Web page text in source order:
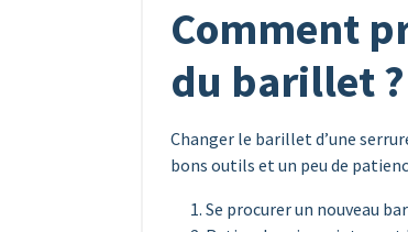
Comment
du barillet ?
Changer le barillet d’une
bons outils et un peu de
Se procurer un nouveau